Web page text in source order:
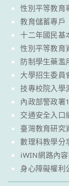
性別平等教育
教育儲蓄專戶
十二年國民基
性別平等教育
防制學生藥濫
大學招生委員
技專校院入學
內政部警政署
交通安全入口
臺灣教育研究
數理科教學分
iWIN網路內
身心障礙權利